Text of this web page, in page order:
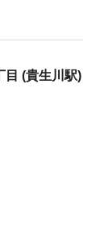
目 (貴生川駅)